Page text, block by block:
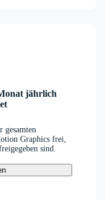
jährlich
gesamten
Graphics frei,
sind.